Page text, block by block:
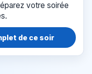
votre soirée
de ce soir